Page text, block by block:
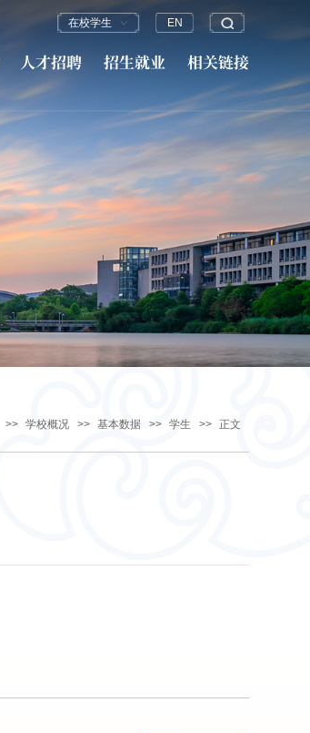
在校学生 EN
人才招聘 招生就业 相关链接
>> 学校概况 >> 基本数据 >> 学生 >> 正文